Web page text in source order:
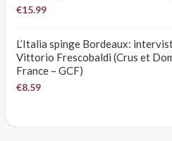
€15.99
L’Italia spinge Bordeaux:
Vittorio Frescobaldi (Crus et
France – GCF)
€8.59